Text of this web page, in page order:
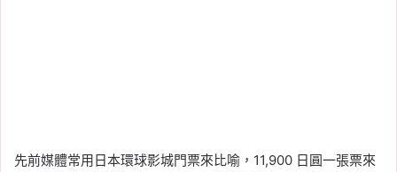
先前媒體常用日本環球影城門票來比喻，11,900 日圓一張票來